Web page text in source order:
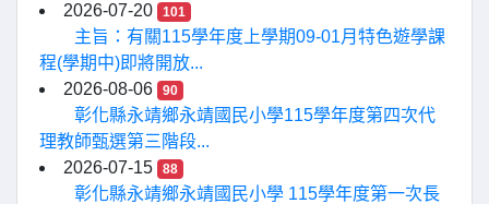
2026-07-20
101
主旨：有關115學年度上學期09-01月特色遊學課
程(學期中)即將開放...
2026-08-06
90
彰化縣永靖鄉永靖國民小學115學年度第四次代
理教師甄選第三階段...
2026-07-15
88
彰化縣永靖鄉永靖國民小學 115學年度第一次長